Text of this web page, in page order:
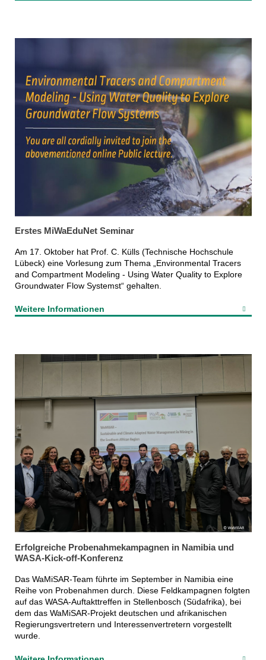
Erstes MiWaEduNet Seminar
Am 17. Oktober hat Prof. C. Külls (Technische Hochschule
Lübeck) eine Vorlesung zum Thema „Environmental Tracers
and Compartment Modeling - Using Water Quality to Explore
Groundwater Flow Systemst“ gehalten.
Weitere Informationen
Erfolgreiche Probenahmekampagnen in Namibia und
WASA-Kick-off-Konferenz
Das WaMiSAR-Team führte im September in Namibia eine
Reihe von Probenahmen durch. Diese Feldkampagnen folgten
auf das WASA-Auftakttreffen in Stellenbosch (Südafrika), bei
dem das WaMiSAR-Projekt deutschen und afrikanischen
Regierungsvertretern und Interessenvertretern vorgestellt
wurde.